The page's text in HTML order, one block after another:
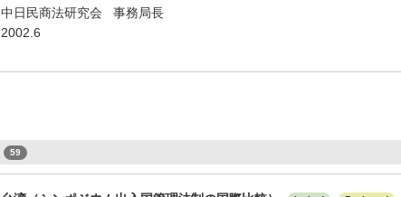
中日民商法研究会 事務局長
2002.6
59